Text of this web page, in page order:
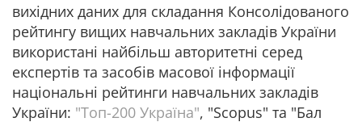
вихідних даних для складання Консолідованого
рейтингу вищих навчальних закладів України
використані найбільш авторитетні серед
експертів та засобів масової інформації
національні рейтинги навчальних закладів
України: "Топ-200 Україна", "Scopus" та "Бал